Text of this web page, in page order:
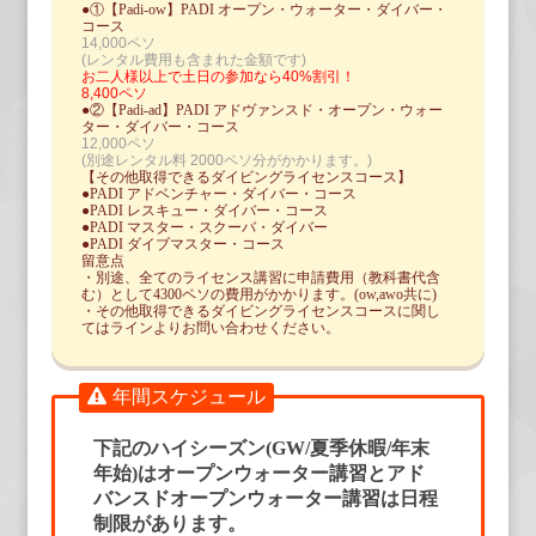
●①【Padi-ow】PADI オープン・ウォーター・ダイバー・
コース
14,000ペソ
(レンタル費用も含まれた金額です)
お二人様以上で土日の参加なら40%割引！
8,400ペソ
●②【Padi-ad】PADI アドヴァンスド・オープン・ウォー
ター・ダイバー・コース
12,000ペソ
(別途レンタル料 2000ペソ分がかかります。)
【その他取得できるダイビングライセンスコース】
●PADI アドベンチャー・ダイバー・コース
●PADI レスキュー・ダイバー・コース
●PADI マスター・スクーバ・ダイバー
●PADI ダイブマスター・コース
留意点
・別途、全てのライセンス講習に申請費用（教科書代含
む）として4300ペソの費用がかかります。(ow,awo共に)
・その他取得できるダイビングライセンスコースに関し
てはラインよりお問い合わせください。
年間スケジュール
下記のハイシーズン(GW/夏季休暇/年末
年始)はオープンウォーター講習とアド
バンスドオープンウォーター講習は日程
制限があります。